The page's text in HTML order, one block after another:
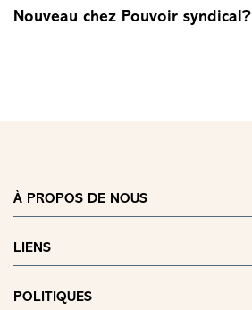
Nouveau chez Pouvoir syndical?
À PROPOS DE NOUS
LIENS
POLITIQUES